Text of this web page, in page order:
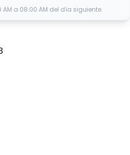
AM a 08:00 AM del día siguiente.